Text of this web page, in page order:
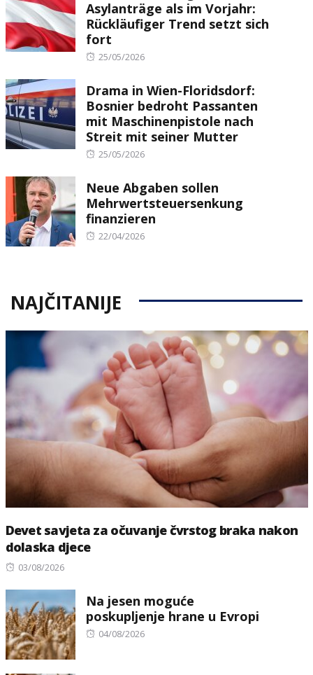
Asylanträge als im Vorjahr:
Rückläufiger Trend setzt sich
fort
Posted
25/05/2026
Drama in Wien-Floridsdorf:
Bosnier bedroht Passanten
mit Maschinenpistole nach
Streit mit seiner Mutter
Posted
25/05/2026
Neue Abgaben sollen
Mehrwertsteuersenkung
finanzieren
Posted
22/04/2026
NAJČITANIJE
Devet savjeta za očuvanje čvrstog braka nakon
dolaska djece
Posted
03/08/2026
Na jesen moguće
poskupljenje hrane u Evropi
Posted
04/08/2026